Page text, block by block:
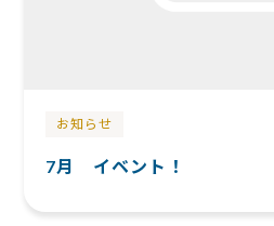
お知らせ
7月 イベント！